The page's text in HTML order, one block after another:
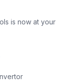
is now at your